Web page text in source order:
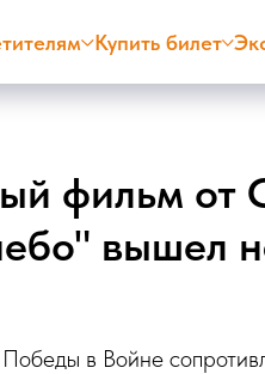
Купить билет
фильм от
вышел
в Войне